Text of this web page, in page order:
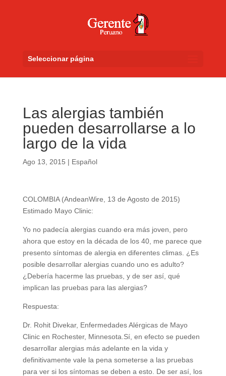
Seleccionar página
Las alergias también
pueden desarrollarse a lo
largo de la vida
Ago 13, 2015 | Español
COLOMBIA (AndeanWire, 13 de Agosto de 2015)
Estimado Mayo Clinic:
Yo no padecía alergias cuando era más joven, pero
ahora que estoy en la década de los 40, me parece que
presento síntomas de alergia en diferentes climas. ¿Es
posible desarrollar alergias cuando uno es adulto?
¿Debería hacerme las pruebas, y de ser así, qué
implican las pruebas para las alergias?
Respuesta:
Dr. Rohit Divekar, Enfermedades Alérgicas de Mayo
Clinic en Rochester, Minnesota.Sí, en efecto se pueden
desarrollar alergias más adelante en la vida y
definitivamente vale la pena someterse a las pruebas
para ver si los síntomas se deben a esto. De ser así, los